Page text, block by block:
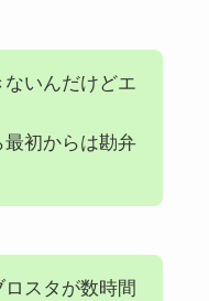
いんだけどエ
初からは勘弁
スタが数時間